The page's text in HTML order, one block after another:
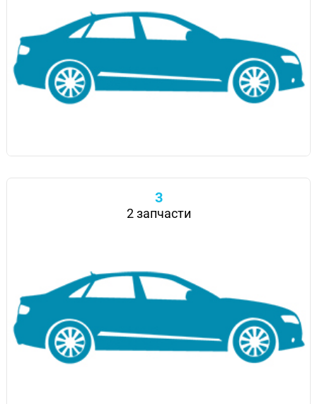
3
2 запчасти